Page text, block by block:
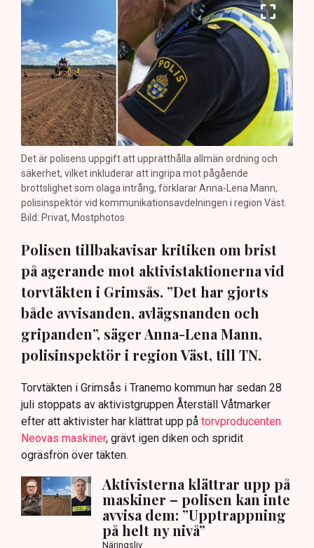
Det är polisens uppgift att upprätthålla allmän ordning och
säkerhet, vilket inkluderar att ingripa mot pågående
brottslighet som olaga intrång, förklarar Anna-Lena Mann,
polisinspektör vid kommunikationsavdelningen i region Väst.
Bild: Privat, Mostphotos
Polisen tillbakavisar kritiken om brist
på agerande mot aktivistaktionerna vid
torvtäkten i Grimsås. ”Det har gjorts
både avvisanden, avlägsnanden och
gripanden”, säger Anna-Lena Mann,
polisinspektör i region Väst, till TN.
Torvtäkten i Grimsås i Tranemo kommun har sedan 28
juli stoppats av aktivistgruppen Återställ Våtmarker
efter att aktivister har klättrat upp på torvproducenten
Neovas maskiner, grävt igen diken och spridit
ogräsfrön över täkten.
Aktivisterna klättrar upp på
maskiner – polisen kan inte
avvisa dem: ”Upptrappning
på helt ny nivå”
Näringsliv